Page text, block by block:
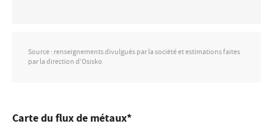
Source : renseignements divulgués par la société et estimations faites
par la direction d’Osisko
Carte du flux de métaux*